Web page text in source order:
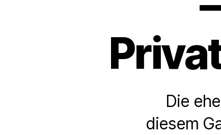
Die
diesem